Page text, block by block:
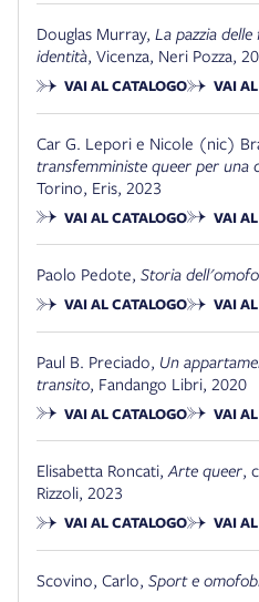
Douglas Murray, La pazzia
identità, Vicenza, Neri Pozza,
VAI AL CATALOGO VAI
Car G. Lepori e Nicole (nic)
transfemministe queer per una
Torino, Eris, 2023
VAI AL CATALOGO VAI
Paolo Pedote, Storia
VAI AL CATALOGO VAI
Paul B. Preciado, Un
transito, Fandango Libri, 2020
VAI AL CATALOGO VAI
Elisabetta Roncati,Arte queer,
Rizzoli, 2023
VAI AL CATALOGO VAI
Scovino, Carlo, Sport e